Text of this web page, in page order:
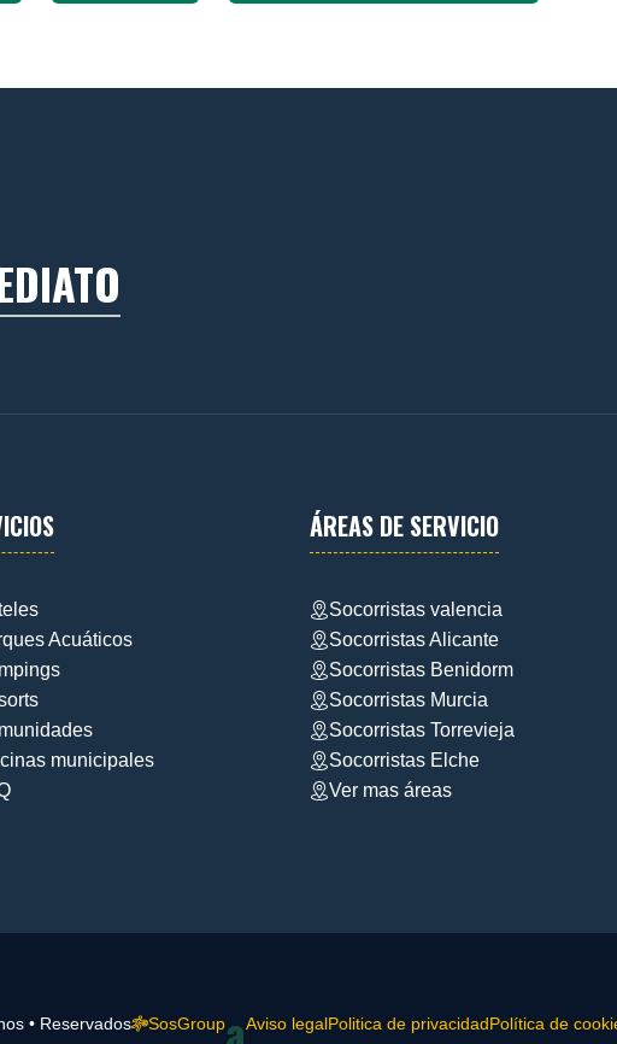
Acuáticos
municipales
ÁREAS DE SERVICIO
Socorristas valencia
Socorristas Alicante
Socorristas Benidorm
Socorristas Murcia
Socorristas Torrevieja
Socorristas Elche
Ver mas áreas
• Reservados SosGroup Aviso legalPolitica de privacidadPolítica de